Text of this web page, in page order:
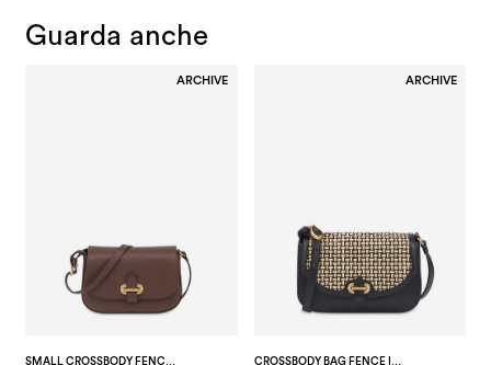
Guarda anche
ARCHIVE
SMALL CROSSBODY FENCE BAG IN VITELLO BOTTALATO T.MORO
ARCHIVE
CROSSBODY BAG FENCE IN VITELLO E RAFIA NERO/BEIGE/NERO